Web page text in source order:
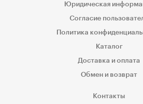
Юридическая
Согласие
Политика
Каталог
Доставка и оплата
Обмен и возврат
Контакты